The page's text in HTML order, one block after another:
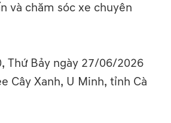
và chăm sóc xe chuyên
Thứ Bảy ngày 27/06/2026
Cây Xanh, U Minh, tỉnh Cà